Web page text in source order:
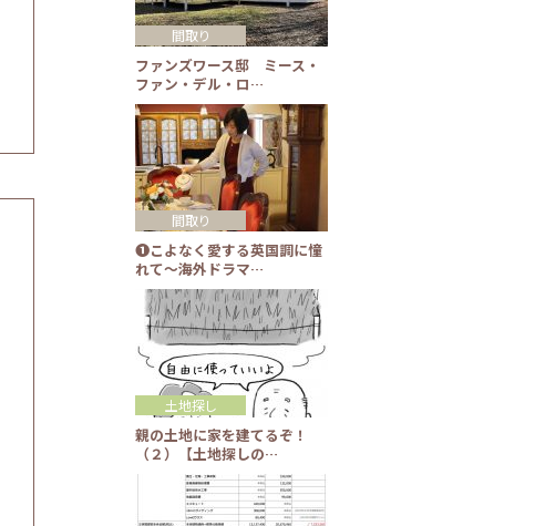
ファンズワース邸 ミース・
ファン・デル・ロ…
間取り
❶こよなく愛する英国調に憧
れて～海外ドラマ…
間取り
親の土地に家を建てるぞ！
（２）【土地探しの…
土地探し